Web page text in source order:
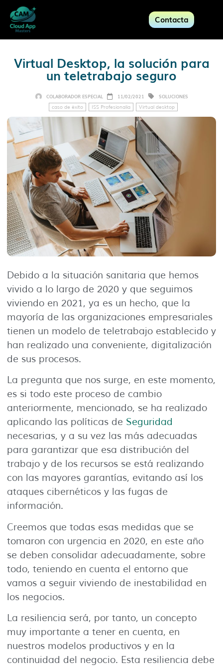
Contacta
Virtual Desktop, la solución para
un teletrabajo seguro
COLABORADOR ESPECIAL 11/02/2021 SOLUCIONES
caso de éxito ISS Profesionalia Virtual desktop
Debido a la situación sanitaria que hemos
vivido a lo largo de 2020 y que seguimos
viviendo en 2021, ya es un hecho, que la
mayoría de las organizaciones empresariales
tienen un modelo de teletrabajo establecido y
han realizado una conveniente, digitalización
de sus procesos.
La pregunta que nos surge, en este momento,
es si todo este proceso de cambio
anteriormente, mencionado, se ha realizado
aplicando las políticas de Seguridad
necesarias, y a su vez las más adecuadas
para garantizar que esa distribución del
trabajo y de los recursos se está realizando
con las mayores garantías, evitando así los
ataques cibernéticos y las fugas de
información.
Creemos que todas esas medidas que se
tomaron con urgencia en 2020, en este año
se deben consolidar adecuadamente, sobre
todo, teniendo en cuenta el entorno que
vamos a seguir viviendo de inestabilidad en
los negocios.
La resiliencia será, por tanto, un concepto
muy importante a tener en cuenta, en
nuestros modelos productivos y en la
continuidad del negocio. Esta resiliencia debe